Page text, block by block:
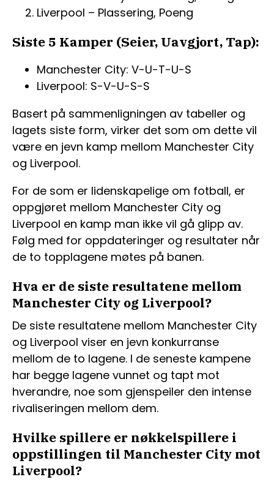
Liverpool – Plassering, Poeng
Siste 5 Kamper (Seier, Uavgjort, Tap):
Manchester City: V-U-T-U-S
Liverpool: S-V-U-S-S
Basert på sammenligningen av tabeller og
lagets siste form, virker det som om dette vil
være en jevn kamp mellom Manchester City
og Liverpool.
For de som er lidenskapelige om fotball, er
oppgjøret mellom Manchester City og
Liverpool en kamp man ikke vil gå glipp av.
Følg med for oppdateringer og resultater når
de to topplagene møtes på banen.
Hva er de siste resultatene mellom
Manchester City og Liverpool?
De siste resultatene mellom Manchester City
og Liverpool viser en jevn konkurranse
mellom de to lagene. I de seneste kampene
har begge lagene vunnet og tapt mot
hverandre, noe som gjenspeiler den intense
rivaliseringen mellom dem.
Hvilke spillere er nøkkelspillere i
oppstillingen til Manchester City mot
Liverpool?